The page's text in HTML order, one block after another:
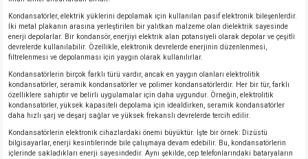
Kondansatörler, elektrik yüklerini depolamak için kullanılan pasif elektronik bileşenlerdir.
İki metal plakanın arasına yerleştirilen bir yalıtkan malzeme olan dielektrik sayesinde
enerji depolarlar. Bir kondansör, enerjiyi elektrik alan potansiyeli olarak depolar ve çeşitli
devrelerde kullanılabilir. Özellikle, elektronik devrelerde enerjinin düzenlenmesi,
filtrelenmesi ve depolanması için yaygın olarak kullanılırlar.
Kondansatörlerin birçok farklı türü vardır, ancak en yaygın olanları elektrolitik
kondansatörler, seramik kondansatörler ve polimer kondansatörlerdir. Her bir tür, farklı
özelliklere sahiptir ve belirli uygulamalar için daha uygundur. Örneğin, elektrolitik
kondansatörler, yüksek kapasiteli depolama için idealdirken, seramik kondansatörler
daha hızlı şarj ve deşarj sağlar ve yüksek frekanslı devrelerde tercih edilir.
Kondansatörlerin elektronik cihazlardaki önemi büyüktür. İşte bir örnek: Dizüstü
bilgisayarlar, enerji kesintilerinde bile çalışmaya devam edebilir. Bu, kondansatörlerin
içlerinde sakladıkları enerji sayesindedir. Aynı şekilde, cep telefonlarındaki bataryaların